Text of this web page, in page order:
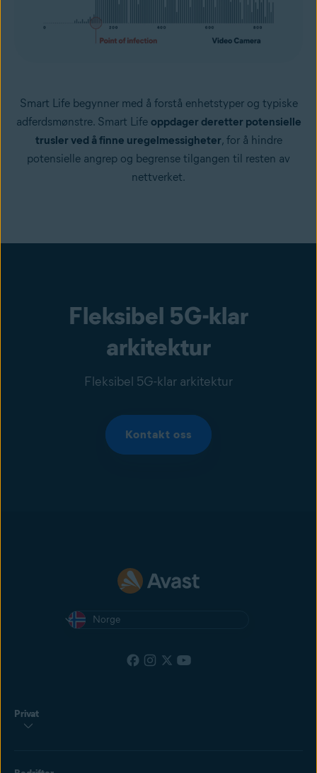
Smart Life begynner med å forstå enhetstyper og typiske
adferdsmønstre. Smart Life oppdager deretter potensielle
trusler ved å finne uregelmessigheter, for å hindre
potensielle angrep og begrense tilgangen til resten av
nettverket.
Fleksibel 5G-klar
arkitektur
Fleksibel 5G-klar arkitektur
Kontakt oss
Norge
Privat